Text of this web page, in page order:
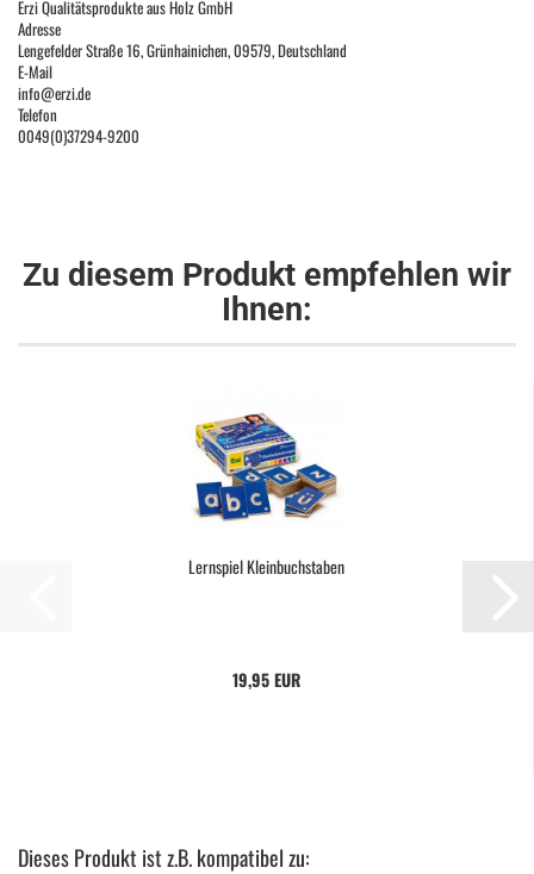
Erzi Qualitätsprodukte aus Holz GmbH
Adresse
Lengefelder Straße 16, Grünhainichen, 09579, Deutschland
E-Mail
info@erzi.de
Telefon
0049(0)37294-9200
Zu diesem Produkt empfehlen wir
Ihnen:
Lernspiel Kleinbuchstaben
19,95 EUR
Dieses Produkt ist z.B. kompatibel zu: